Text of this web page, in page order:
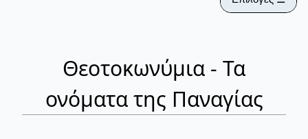
Θεοτοκωνύμια - Τα
ονόματα της Παναγίας